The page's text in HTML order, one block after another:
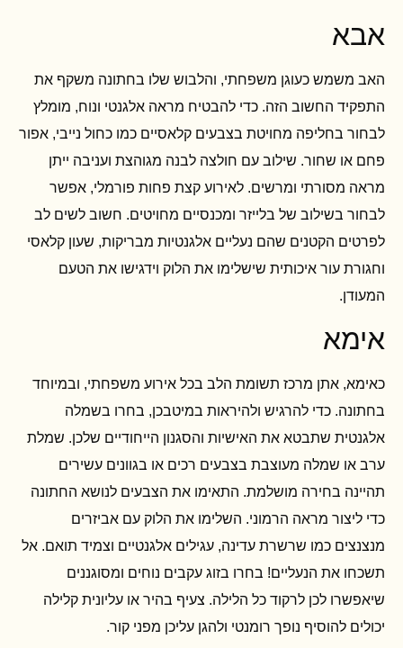
אבא
האב משמש כעוגן משפחתי, והלבוש שלו בחתונה משקף את
התפקיד החשוב הזה. כדי להבטיח מראה אלגנטי ונוח, מומלץ
לבחור בחליפה מחויטת בצבעים קלאסיים כמו כחול נייבי, אפור
פחם או שחור. שילוב עם חולצה לבנה מגוהצת ועניבה ייתן
מראה מסורתי ומרשים. לאירוע קצת פחות פורמלי, אפשר
לבחור בשילוב של בלייזר ומכנסיים מחויטים. חשוב לשים לב
לפרטים הקטנים שהם נעליים אלגנטיות מבריקות, שעון קלאסי
וחגורת עור איכותית שישלימו את הלוק וידגישו את הטעם
המעודן.
אימא
כאימא, אתן מרכז תשומת הלב בכל אירוע משפחתי, ובמיוחד
בחתונה. כדי להרגיש ולהיראות במיטבכן, בחרו בשמלה
אלגנטית שתבטא את האישיות והסגנון הייחודיים שלכן. שמלת
ערב או שמלה מעוצבת בצבעים רכים או בגוונים עשירים
תהיינה בחירה מושלמת. התאימו את הצבעים לנושא החתונה
כדי ליצור מראה הרמוני. השלימו את הלוק עם אביזרים
מנצנצים כמו שרשרת עדינה, עגילים אלגנטיים וצמיד תואם. אל
תשכחו את הנעליים! בחרו בזוג עקבים נוחים ומסוגננים
שיאפשרו לכן לרקוד כל הלילה. צעיף בהיר או עליונית קלילה
יכולים להוסיף נופך רומנטי ולהגן עליכן מפני קור.